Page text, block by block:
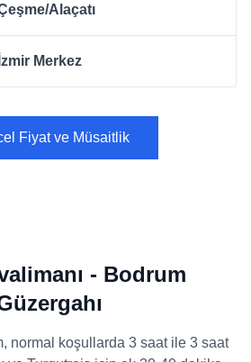
Alaçatı
Merkez
Fiyat ve Müsaitlik
- Bodrum
normal koşullarda 3 saat ile 3 saat